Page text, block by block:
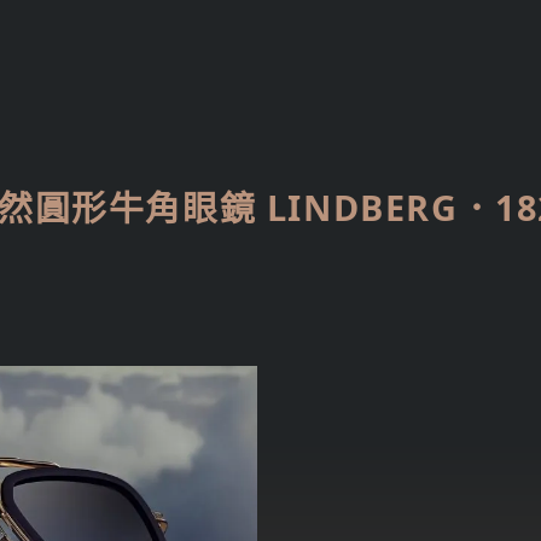
圓形牛角眼鏡 LINDBERG．